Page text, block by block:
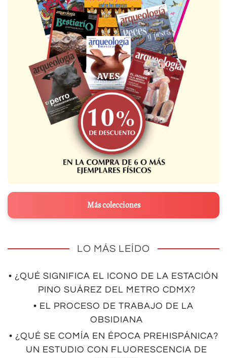
Más colecciones
LO MÁS LEÍDO
• ¿QUÉ SIGNIFICA EL ICONO DE LA ESTACIÓN
PINO SUÁREZ DEL METRO CDMX?
• EL PROCESO DE TRABAJO DE LA
OBSIDIANA
• ¿QUÉ SE COMÍA EN ÉPOCA PREHISPÁNICA?
UN ESTUDIO CON FLUORESCENCIA DE